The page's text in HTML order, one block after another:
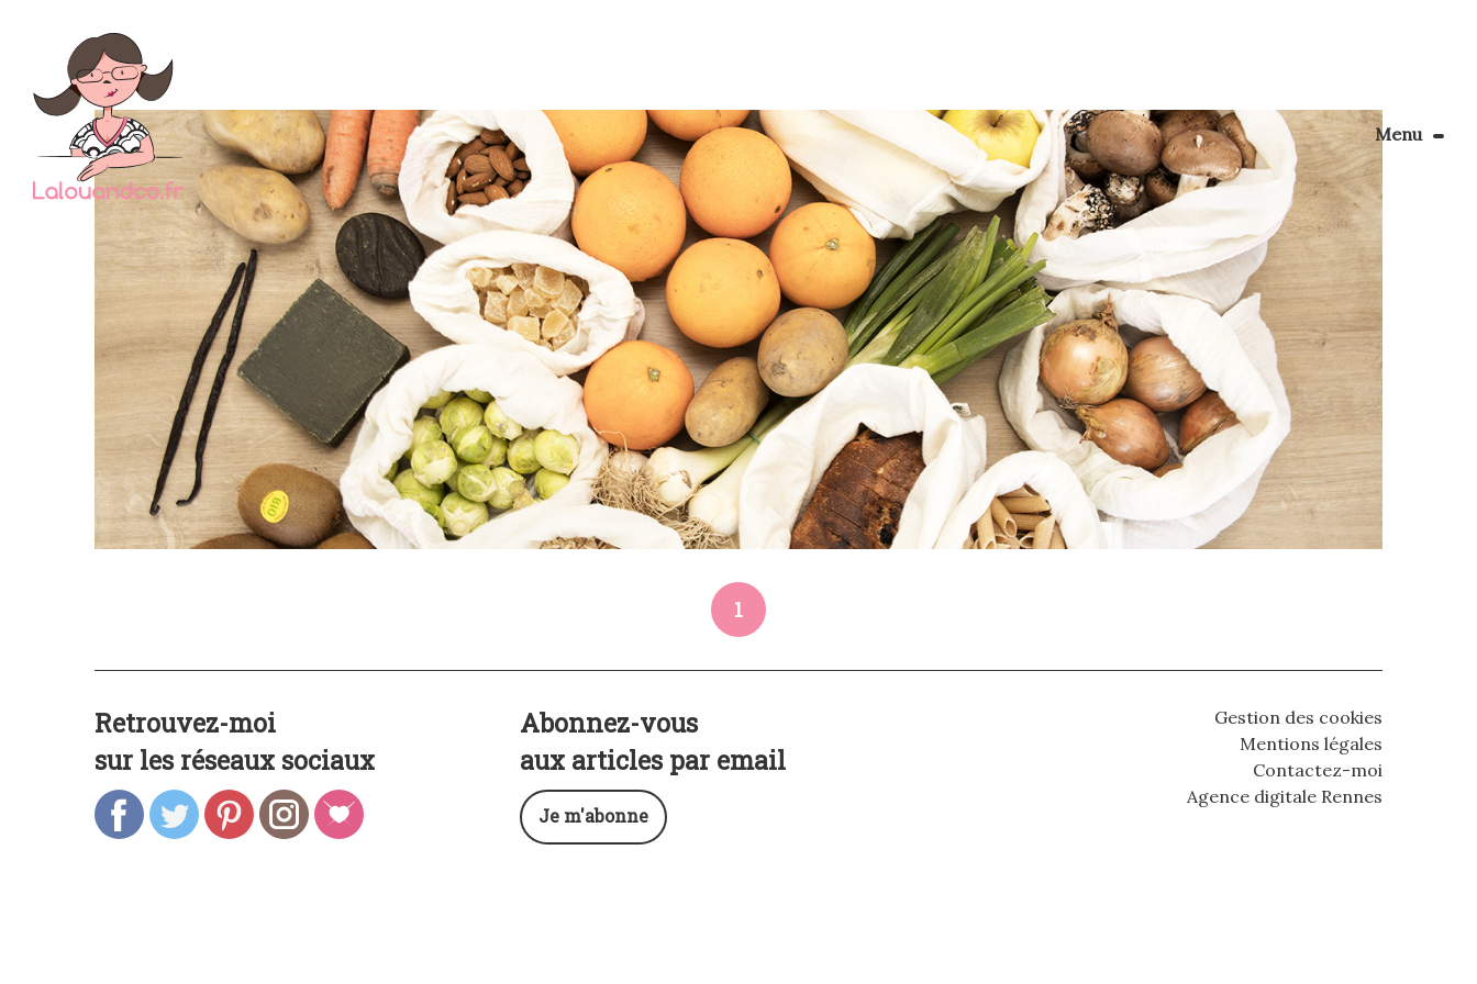
Menu
Le Blog
Apprendre la couture
Aménager son coin couture
Personnalisez vos tissus
Rechercher
La volonté de diminuer nos déchets passe nécessairement par le
constat que la majeure partie des déchets entre lors du plein de
courses hebdomadaire. Auparavant, nous avions la fâcheuse
tendance à remplir notre caddie virtuellement, […]
1
Retrouvez-moi
sur les réseaux sociaux
Abonnez-vous
aux articles par email
Je m'abonne
Gestion des cookies
Mentions légales
Contactez-moi
Agence digitale Rennes